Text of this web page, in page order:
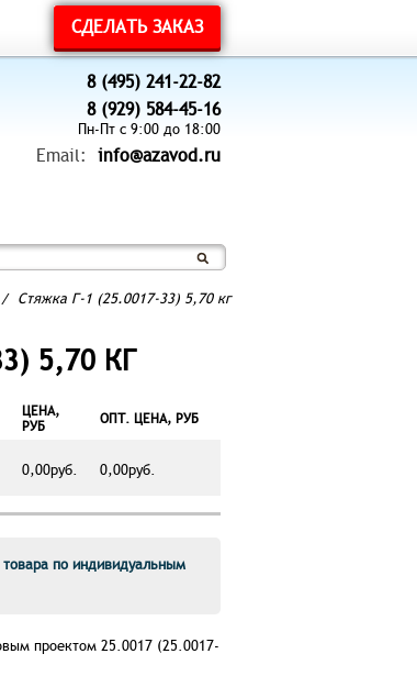
СДЕЛАТЬ ЗАКАЗ
8 (495) 241-22-82
8 (929) 584-45-16
Пн-Пт с 9:00 до 18:00
Email: info@azavod.ru
/ Стяжка Г-1 (25.0017-33) 5,70 кг
5,70 КГ
ЦЕНА,
РУБ
ОПТ. ЦЕНА, РУБ
0,00руб. 0,00руб.
товара по индивидуальным
проектом 25.0017 (25.0017-